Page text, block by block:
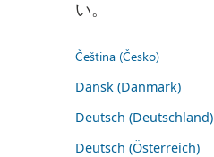
い。
Čeština (Česko)
Dansk (Danmark)
Deutsch (Deutschland)
Deutsch (Österreich)